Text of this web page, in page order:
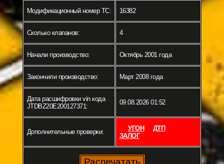
Модификационный номер ТС: 16382
Сколько клапанов: 4
Начали производство: Октябрь 2001 года
Закончили производство: Март 2008 года
Дата расшифровки vin кода
JTDBZ20E200127371:
09.08.2026 01:52
Дополнительные проверки: УГОН
ДТП
ЗАЛОГ